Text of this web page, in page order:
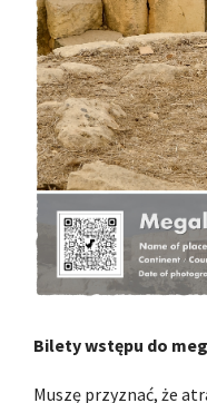
Bilety wstępu do
Muszę przyznać, że